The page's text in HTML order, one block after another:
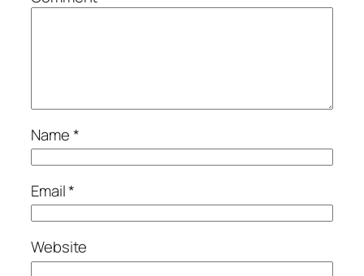
Name*
Email*
Website